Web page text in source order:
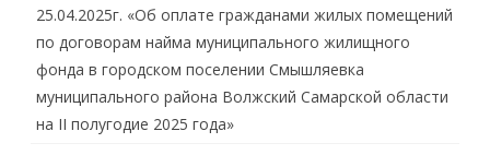
25.04.2025г. «Об оплате гражданами жилых помещений
по договорам найма муниципального жилищного
фонда в городском поселении Смышляевка
муниципального района Волжский Самарской области
на II полугодие 2025 года»